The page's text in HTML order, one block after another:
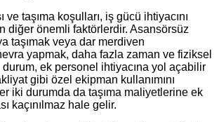
ve taşıma koşulları, iş gücü ihtiyacını
diğer önemli faktörlerdir. Asansörsüz
taşımak veya dar merdiven
yapmak, daha fazla zaman ve fiziksel
ek personel ihtiyacına yol açabilir
gibi özel ekipman kullanımını
iki durumda da taşıma maliyetlerine ek
kaçınılmaz hale gelir.